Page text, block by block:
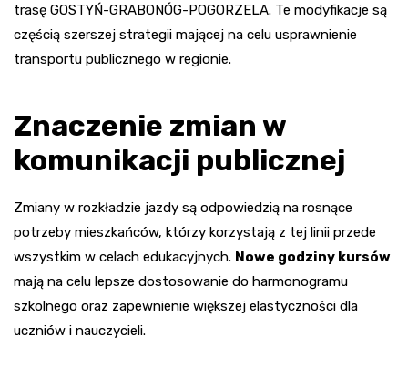
trasę GOSTYŃ-GRABONÓG-POGORZELA. Te modyfikacje są
częścią szerszej strategii mającej na celu usprawnienie
transportu publicznego w regionie.
Znaczenie zmian w
komunikacji publicznej
Zmiany w rozkładzie jazdy są odpowiedzią na rosnące
potrzeby mieszkańców, którzy korzystają z tej linii przede
wszystkim w celach edukacyjnych. Nowe godziny kursów
mają na celu lepsze dostosowanie do harmonogramu
szkolnego oraz zapewnienie większej elastyczności dla
uczniów i nauczycieli.